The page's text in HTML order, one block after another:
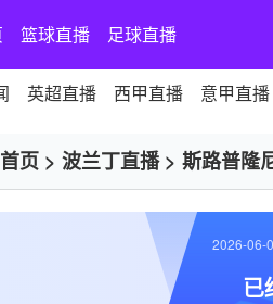
篮球直播 足球直播
英超直播 西甲直播 意甲直播
首页 > 波兰丁直播> 斯路普隆
2026-06-
已